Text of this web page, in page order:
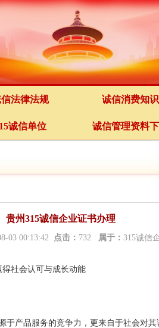
法律法规 诚信消费知识
诚信单位 诚信管理资料
贵州315诚信企业证书办理
03 00:13:42 点击： 732 属于： 315诚信
社会认可与成长动能
产品服务的竞争力，更来自于社会对